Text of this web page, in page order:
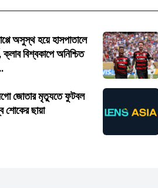
অসুস্থ হয়ে হাসপাতালে
ক্লাব বিশ্বকাপে অনিশ্চিত
জোতার মৃত্যুতে ফুটবল
শোকের ছায়া